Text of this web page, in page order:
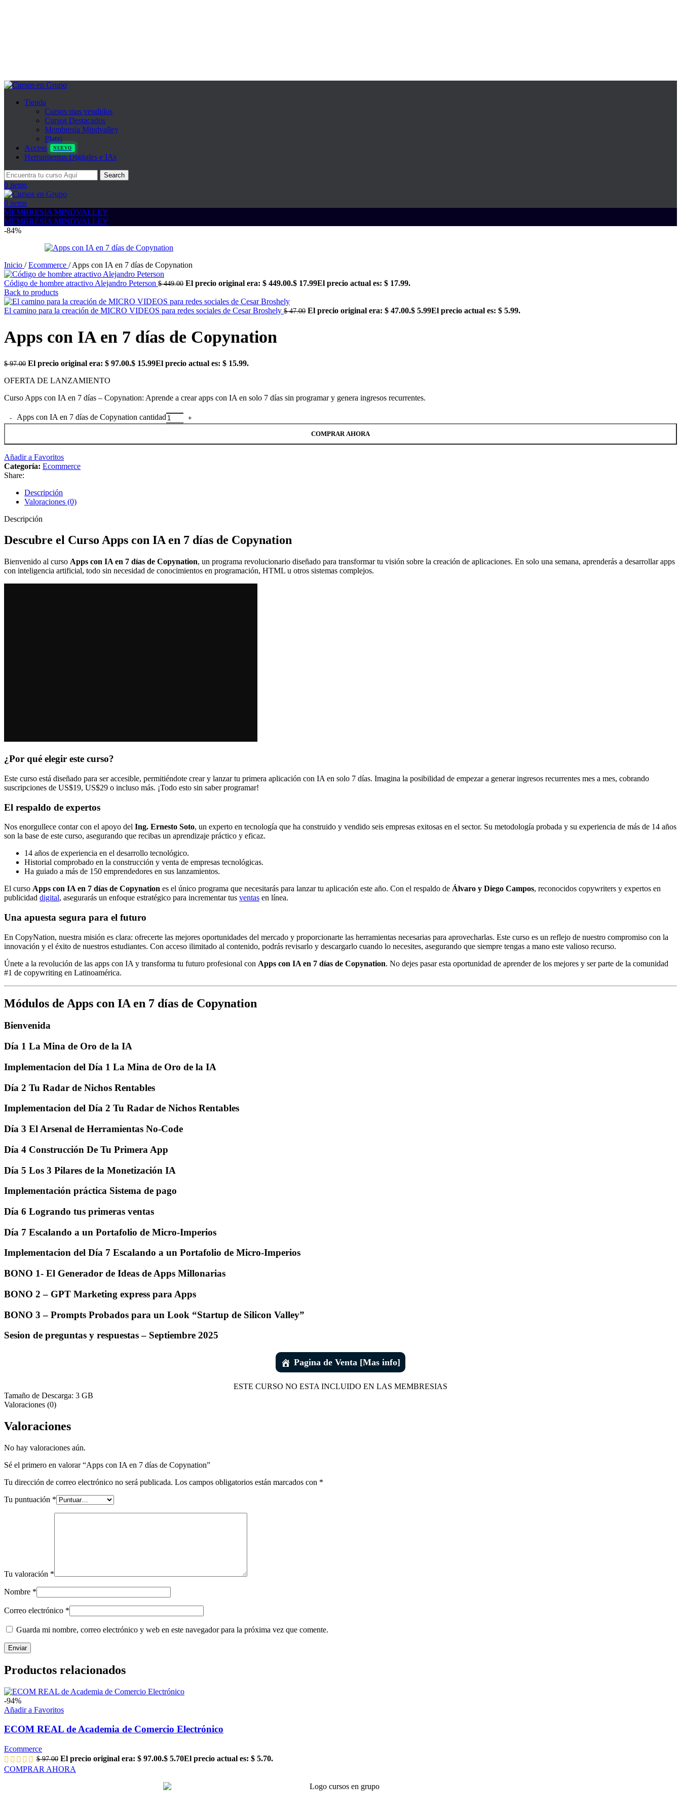
Tienda
Cursos mas vendidos
Cursos Destacados
Membresia Mindvalley
Platzi
Access
NUEVO
Herramientas Digitales e IAs
Search
0 items
0 items
MEMBRESIA MINDVALLEY
MEMBRESIA MINDVALLEY
-84%
Inicio / Ecommerce / Apps con IA en 7 días de Copynation
Código de hombre atractivo Alejandro Peterson $449.00 El precio original era: $ 449.00.$ 17.99El precio actual es: $ 17.99.
Back to products
El camino para la creación de MICRO VIDEOS para redes sociales de Cesar Broshely $47.00 El precio original era: $ 47.00.$ 5.99El precio actual es: $ 5.99.
Apps con IA en 7 días de Copynation
$97.00 El precio original era: $ 97.00.$ 15.99El precio actual es: $ 15.99.
OFERTA DE LANZAMIENTO
Curso Apps con IA en 7 días – Copynation: Aprende a crear apps con IA en solo 7 días sin programar y genera ingresos recurrentes.
Apps con IA en 7 días de Copynation cantidad
COMPRAR AHORA
Añadir a Favoritos
Categoría: Ecommerce
Share:
Descripción
Valoraciones (0)
Descripción
Descubre el Curso Apps con IA en 7 días de Copynation
Bienvenido al curso Apps con IA en 7 días de Copynation, un programa revolucionario diseñado para transformar tu visión sobre la creación de aplicaciones. En solo una semana, aprenderás a desarrollar apps
con inteligencia artificial, todo sin necesidad de conocimientos en programación, HTML u otros sistemas complejos.
¿Por qué elegir este curso?
Este curso está diseñado para ser accesible, permitiéndote crear y lanzar tu primera aplicación con IA en solo 7 días. Imagina la posibilidad de empezar a generar ingresos recurrentes mes a mes, cobrando
suscripciones de US$19, US$29 o incluso más. ¡Todo esto sin saber programar!
El respaldo de expertos
Nos enorgullece contar con el apoyo del Ing. Ernesto Soto, un experto en tecnología que ha construido y vendido seis empresas exitosas en el sector. Su metodología probada y su experiencia de más de 14 años
son la base de este curso, asegurando que recibas un aprendizaje práctico y eficaz.
14 años de experiencia en el desarrollo tecnológico.
Historial comprobado en la construcción y venta de empresas tecnológicas.
Ha guiado a más de 150 emprendedores en sus lanzamientos.
El curso Apps con IA en 7 días de Copynation es el único programa que necesitarás para lanzar tu aplicación este año. Con el respaldo de Álvaro y Diego Campos, reconocidos copywriters y expertos en
publicidad digital, asegurarás un enfoque estratégico para incrementar tus ventas en línea.
Una apuesta segura para el futuro
En CopyNation, nuestra misión es clara: ofrecerte las mejores oportunidades del mercado y proporcionarte las herramientas necesarias para aprovecharlas. Este curso es un reflejo de nuestro compromiso con la
innovación y el éxito de nuestros estudiantes. Con acceso ilimitado al contenido, podrás revisarlo y descargarlo cuando lo necesites, asegurando que siempre tengas a mano este valioso recurso.
Únete a la revolución de las apps con IA y transforma tu futuro profesional con Apps con IA en 7 días de Copynation. No dejes pasar esta oportunidad de aprender de los mejores y ser parte de la comunidad
#1 de copywriting en Latinoamérica.
Módulos de Apps con IA en 7 días de Copynation
Bienvenida
Día 1 La Mina de Oro de la IA
Implementacion del Día 1 La Mina de Oro de la IA
Día 2 Tu Radar de Nichos Rentables
Implementacion del Día 2 Tu Radar de Nichos Rentables
Día 3 El Arsenal de Herramientas No-Code
Día 4 Construcción De Tu Primera App
Día 5 Los 3 Pilares de la Monetización IA
Implementación práctica Sistema de pago
Día 6 Logrando tus primeras ventas
Día 7 Escalando a un Portafolio de Micro-Imperios
Implementacion del Día 7 Escalando a un Portafolio de Micro-Imperios
BONO 1- El Generador de Ideas de Apps Millonarias
BONO 2 – GPT Marketing express para Apps
BONO 3 – Prompts Probados para un Look “Startup de Silicon Valley”
Sesion de preguntas y respuestas – Septiembre 2025
Pagina de Venta [Mas info]
ESTE CURSO NO ESTA INCLUIDO EN LAS MEMBRESIAS
Tamaño de Descarga: 3 GB
Valoraciones (0)
Valoraciones
No hay valoraciones aún.
Sé el primero en valorar “Apps con IA en 7 días de Copynation”
Tu dirección de correo electrónico no será publicada. Los campos obligatorios están marcados con *
Tu puntuación *
Tu valoración *
Nombre *
Correo electrónico *
Guarda mi nombre, correo electrónico y web en este navegador para la próxima vez que comente.
Productos relacionados
-94%
Añadir a Favoritos
ECOM REAL de Academia de Comercio Electrónico
Ecommerce
$97.00 El precio original era: $ 97.00.$ 5.70El precio actual es: $ 5.70.
COMPRAR AHORA